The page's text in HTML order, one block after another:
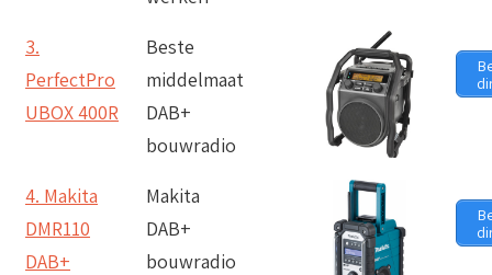
3.
PerfectPro
UBOX 400R
Beste
middelmaat
DAB+
bouwradio
4. Makita
DMR110
DAB+
Makita
DAB+
bouwradio